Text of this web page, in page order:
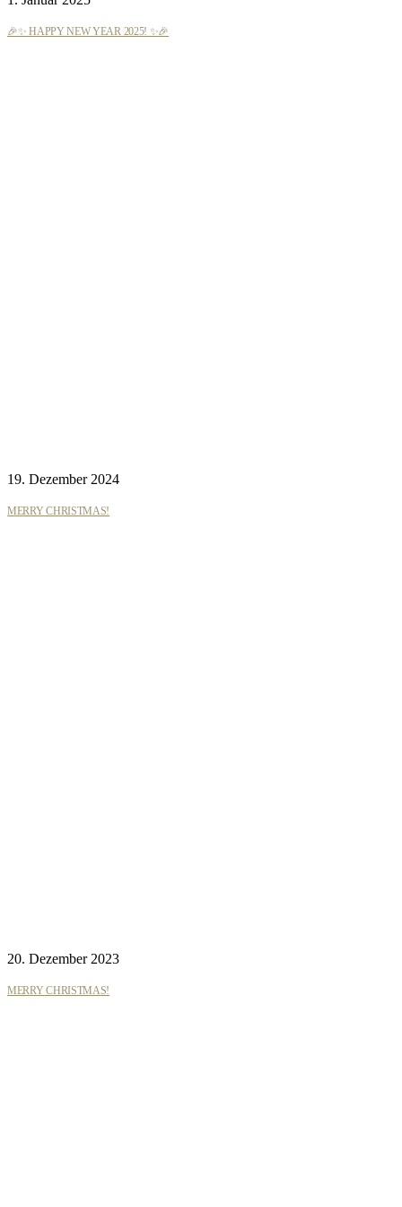
🎉✨ HAPPY NEW YEAR 2025! ✨🎉
19. Dezember 2024
MERRY CHRISTMAS!
20. Dezember 2023
MERRY CHRISTMAS!